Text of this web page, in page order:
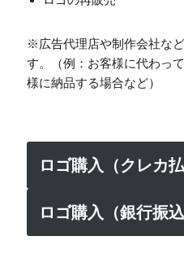
※広告代理店や制作会社な
す。（例：お客様に代わっ
様に納品する場合など）
ロゴ購入（クレカ払
ロゴ購入（銀行振込